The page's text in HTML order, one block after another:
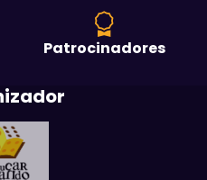
Patrocinadores